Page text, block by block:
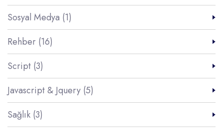
Sosyal Medya (1)
Rehber (16)
Script (3)
Javascript & Jquery (5)
Sağlık (3)